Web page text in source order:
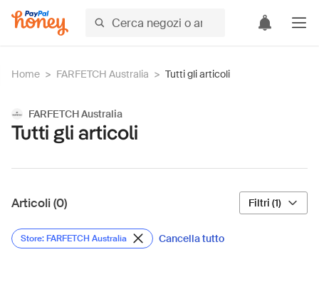
Home > FARFETCH Australia > Tutti gli articoli
FARFETCH Australia
Tutti gli articoli
Articoli (0) Filtri (1)
Store: FARFETCH Australia Cancella tutto